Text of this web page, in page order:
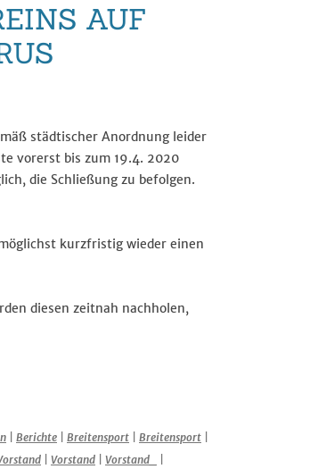
AUF
städtischer Anordnung leider
vorerst bis zum 19.4. 2020
die Schließung zu befolgen.
kurzfristig wieder einen
diesen zeitnah nachholen,
Berichte Breitensport Breitensport
Vorstand Vorstand_